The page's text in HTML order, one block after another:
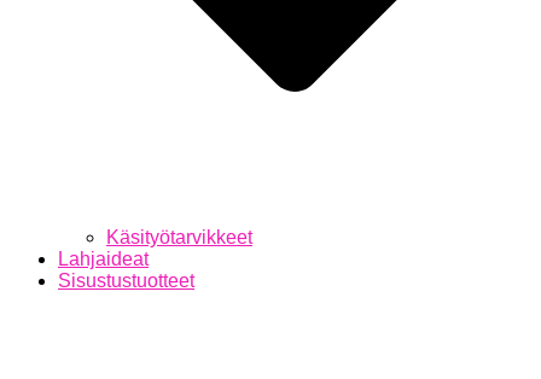
Käsityötarvikkeet
Lahjaideat
Sisustustuotteet